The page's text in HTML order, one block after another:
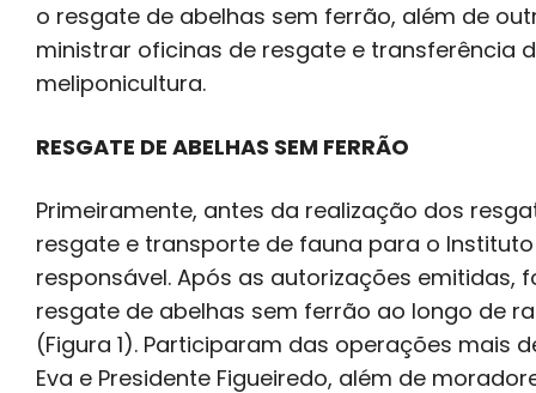
o resgate de abelhas sem ferrão, além de
ministrar oficinas de resgate e transferência
meliponicultura.
RESGATE DE ABELHAS SEM FERRÃO
Primeiramente, antes da realização dos
resgate e transporte de fauna para o
responsável. Após as autorizações
resgate de abelhas sem ferrão ao longo de
(Figura 1). Participaram das operações mais
Eva e Presidente Figueiredo, além de